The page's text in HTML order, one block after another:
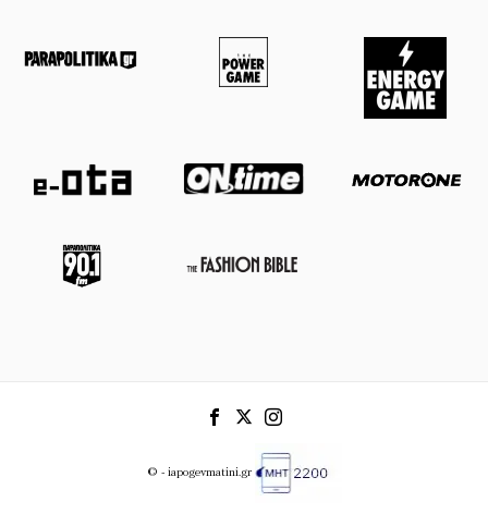
© - iapogevmatini.gr